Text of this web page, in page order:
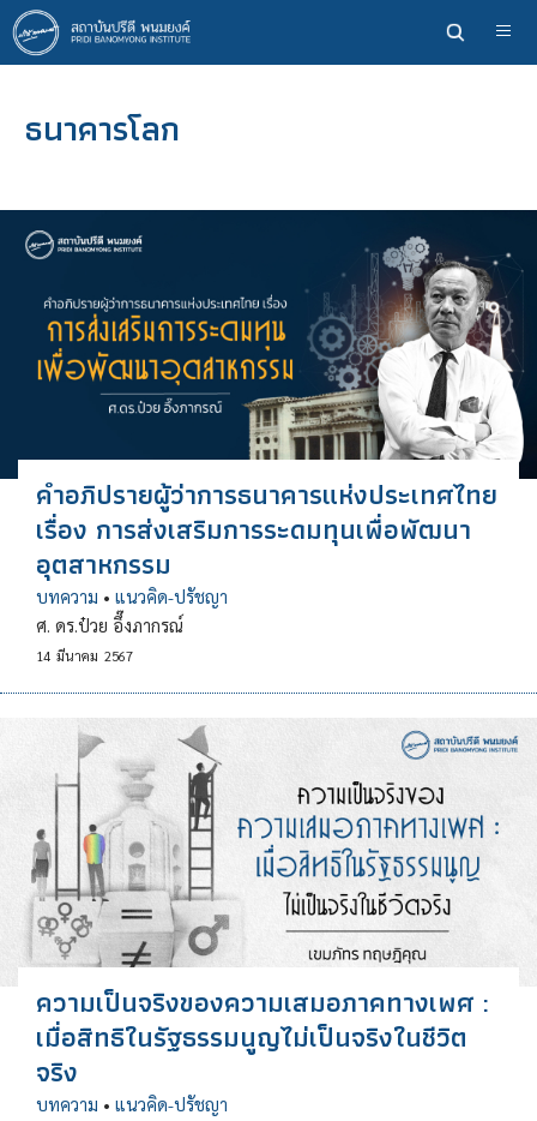
ข้าม
ไป
ยัง
หลักธนาคารโลก
คำอภิปรายผู้ว่าการธนาคารแห่งประเทศไทย
เรื่อง การส่งเสริมการระดมทุนเพื่อพัฒนา
อุตสาหกรรม
บทความ • แนวคิด-ปรัชญา
ศ. ดร.ป๋วย อึ๊งภากรณ์
14 มีนาคม 2567
ความเป็นจริงของความเสมอภาคทางเพศ :
เมื่อสิทธิในรัฐธรรมนูญไม่เป็นจริงในชีวิต
จริง
บทความ • แนวคิด-ปรัชญา